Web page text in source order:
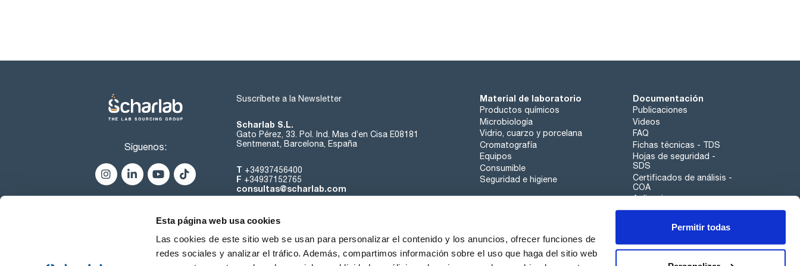
Esta página web usa cookies
Las cookies de este sitio web se usan para personalizar el contenido y los anuncios, ofrecer funciones de
redes sociales y analizar el tráfico. Además, compartimos información sobre el uso que haga del sitio web
Permitir todas
Síguenos:
Suscríbete a la Newsletter
Scharlab S.L.
Gato Pérez, 33. Pol. Ind. Mas d’en Cisa E08181
Sentmenat, Barcelona, España
T +34937456400
F +34937152765
consultas@scharlab.com
Material de laboratorio
Productos químicos
Microbiología
Vidrio, cuarzo y porcelana
Cromatografía
Equipos
Consumible
Seguridad e higiene
Documentación
Publicaciones
Videos
FAQ
Fichas técnicas - TDS
Hojas de seguridad -
SDS
Certificados de análisis -
COA
Aplicaciones
Tabla Periódica
Canal de denuncias